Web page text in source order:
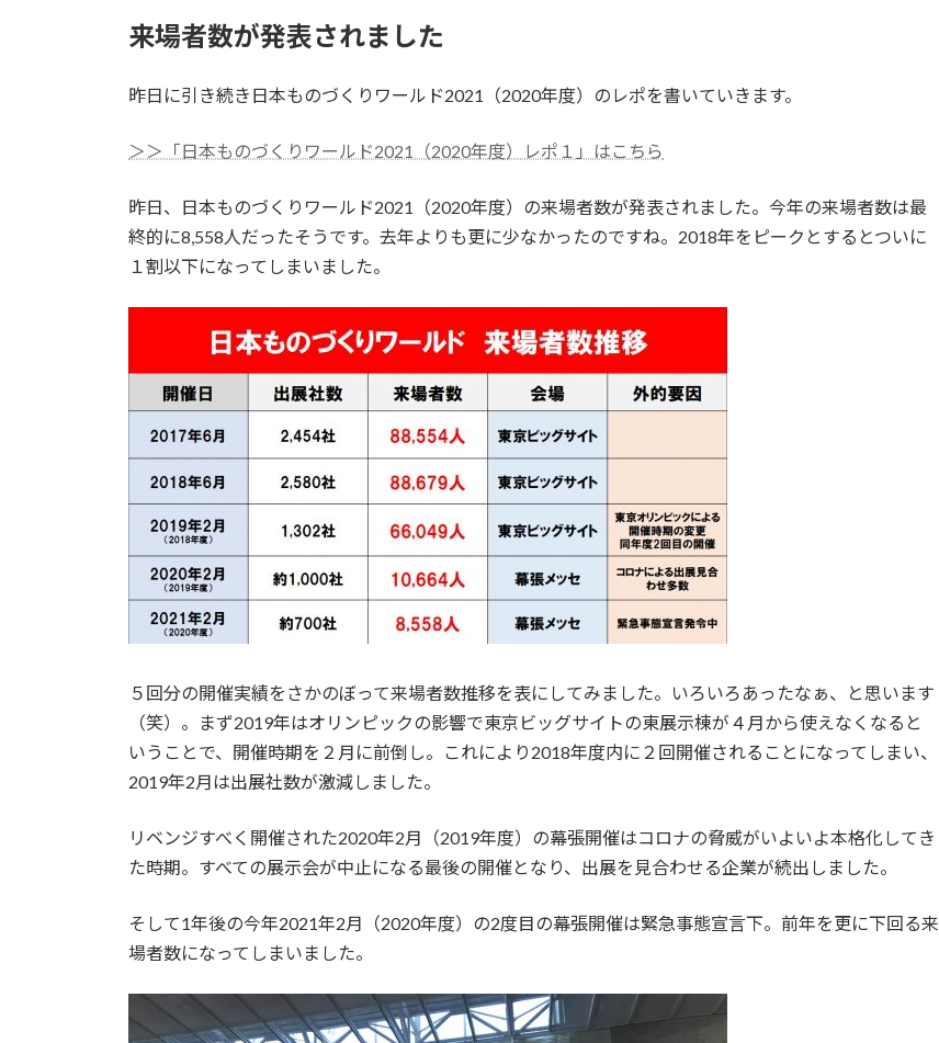
来場者数が発表されました
昨日に引き続き日本ものづくりワールド2021（2020年度）のレポを書いていきます。
＞＞「日本ものづくりワールド2021（2020年度）レポ１」はこちら
昨日、日本ものづくりワールド2021（2020年度）の来場者数が発表されました。今年の来場者数は最
終的に8,558人だったそうです。去年よりも更に少なかったのですね。2018年をピークとするとついに
１割以下になってしまいました。
５回分の開催実績をさかのぼって来場者数推移を表にしてみました。いろいろあったなぁ、と思います
（笑）。まず2019年はオリンピックの影響で東京ビッグサイトの東展示棟が４月から使えなくなると
いうことで、開催時期を２月に前倒し。これにより2018年度内に２回開催されることになってしまい、
2019年2月は出展社数が激減しました。
リベンジすべく開催された2020年2月（2019年度）の幕張開催はコロナの脅威がいよいよ本格化してき
た時期。すべての展示会が中止になる最後の開催となり、出展を見合わせる企業が続出しました。
そして1年後の今年2021年2月（2020年度）の2度目の幕張開催は緊急事態宣言下。前年を更に下回る来
場者数になってしまいました。